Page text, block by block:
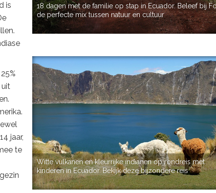
is
uit
jaar,
te
18 dagen met de familie op stap in Ecuador. Beleef bij
de perfecte mix tussen natuur en cultuur
Witte vulkanen en kleurrijke indianen op rondreis met
kinderen in Ecuador. Bekijk deze bijzondere reis